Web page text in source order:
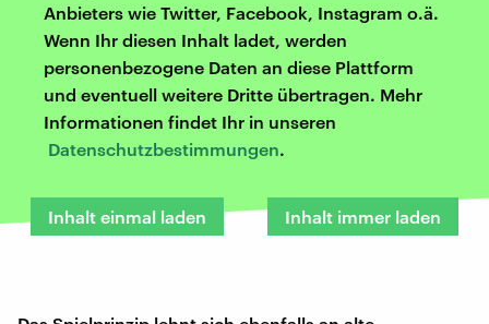
Anbieters wie Twitter, Facebook, Instagram o.ä.
Wenn Ihr diesen Inhalt ladet, werden
personenbezogene Daten an diese Plattform
und eventuell weitere Dritte übertragen. Mehr
Informationen findet Ihr in unseren
Datenschutzbestimmungen.
Inhalt einmal laden Inhalt immer laden